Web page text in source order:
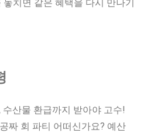
치면 같은 혜택을 다시 만나기
산물 환급까지 받아야 고수!
짜 회 파티 어떠신가요? 예산